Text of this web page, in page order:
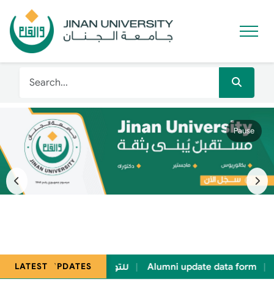
Pause
LATEST UPDATES
للتواصل مع شؤون Alumni update data form